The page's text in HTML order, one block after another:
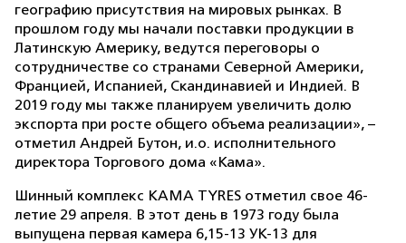
географию присутствия на мировых рынках. В
прошлом году мы начали поставки продукции в
Латинскую Америку, ведутся переговоры о
сотрудничестве со странами Северной Америки,
Францией, Испанией, Скандинавией и Индией. В
2019 году мы также планируем увеличить долю
экспорта при росте общего объема реализации», –
отметил Андрей Бутон, и.о. исполнительного
директора Торгового дома «Кама».
Шинный комплекс КAMA TYRES отметил свое 46-
летие 29 апреля. В этот день в 1973 году была
выпущена первая камера 6,15-13 УК-13 для